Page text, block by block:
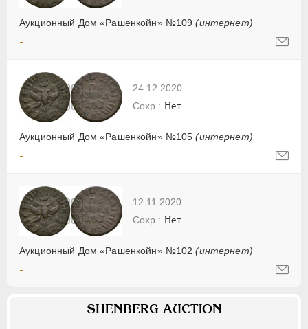
Аукционный Дом «Рашенкойн» №109(интернет)
-
24.12.2020
Аукционный Дом «Рашенкойн» №105(интернет)
Нет
-
12.11.2020
Аукционный Дом «Рашенкойн» №102(интернет)
Нет
-
SHENBERG AUCTION